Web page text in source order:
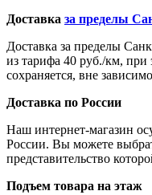
Доставка за пределы
Доставка за пределы
из тарифа 40 руб./км, при
сохраняется, вне
Доставка по России
Наш интернет-магазин
России. Вы можете
представительство
Подъем товара на этаж